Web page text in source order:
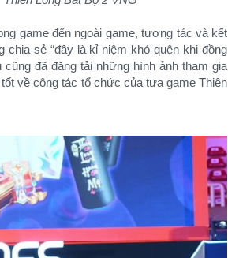
game đến ngoài game, tương tác và kết
sẻ “đây là kỉ niệm khó quên khi đồng
đã đăng tải những hình ảnh tham gia
về công tác tổ chức của tựa game Thiên